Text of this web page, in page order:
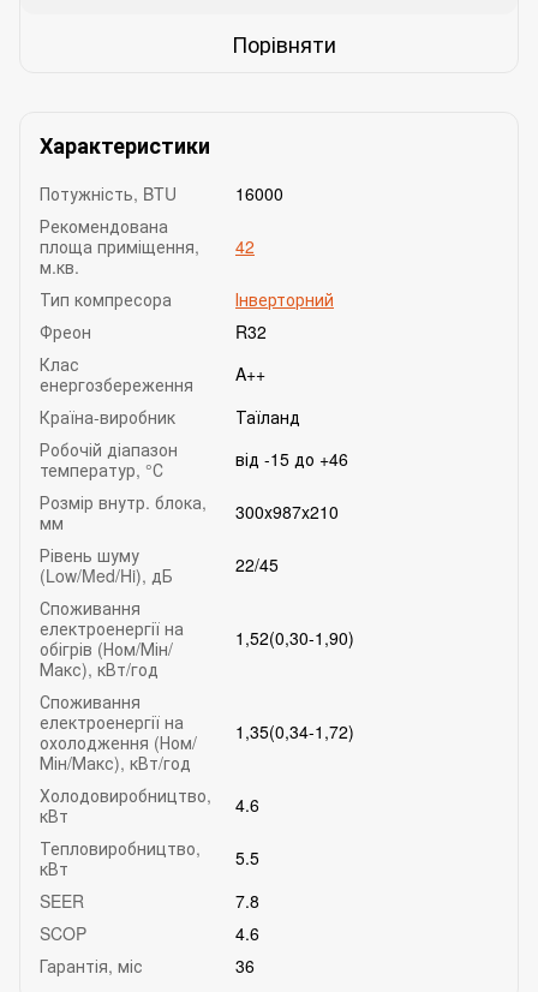
Порівняти
Характеристики
Потужність, BTU
16000
Рекомендована
площа приміщення,
м.кв.
42
Тип компресора
Інверторний
Фреон
R32
Клас
енергозбереження
A++
Країна-виробник
Таїланд
Робочій діапазон
температур, °С
від -15 до +46
Розмір внутр. блока,
мм
300x987x210
Рівень шуму
(Low/Med/Hi), дБ
22/45
Споживання
електроенергії на
обігрів (Ном/Мін/
Макс), кВт/год
1,52(0,30-1,90)
Споживання
електроенергії на
охолодження (Ном/
Мін/Макс), кВт/год
1,35(0,34-1,72)
Холодовиробництво,
кВт
4.6
Тепловиробництво,
кВт
5.5
SEER
7.8
SCOP
4.6
Гарантія, міс
36